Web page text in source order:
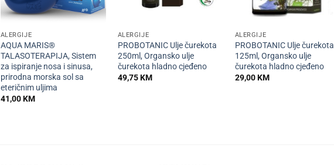
+
ALERGIJE
AQUA MARIS®
TALASOTERAPIJA, Sistem
za ispiranje nosa i sinusa,
prirodna morska sol sa
eteričnim uljima
41,00KM
ALERGIJE
PROBOTANIC Ulje čurekota
250ml, Organsko ulje
čurekota hladno cjeđeno
49,75KM
+
ALERGIJE
PROBOTANIC Ulje čurekota
125ml, Organsko ulje
čurekota hladno cjeđeno
29,00KM